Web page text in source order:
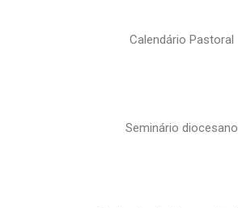
Calendário Pastoral
Seminário diocesano